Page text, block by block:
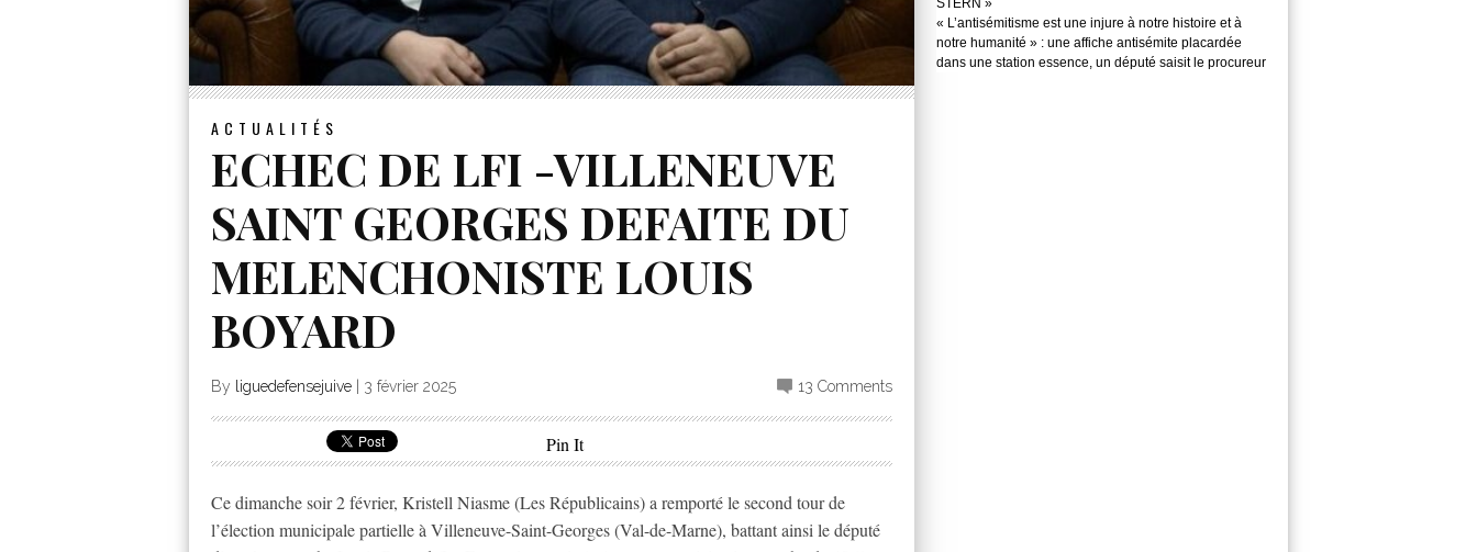
ACTUALITÉS
ECHEC DE LFI -VILLENEUVE
SAINT GEORGES DEFAITE DU
MELENCHONISTE LOUIS
BOYARD
By liguedefensejuive 3 février 2025 13 Comments
Pin It
Ce dimanche soir 2 février, Kristell Niasme (Les Républicains) a remporté le second tour de
l’élection municipale partielle à Villeneuve-Saint-Georges (Val-de-Marne), battant ainsi le député
STERN »
« L’antisémitisme est une injure à notre histoire et à
notre humanité » : une affiche antisémite placardée
dans une station essence, un député saisit le procureur